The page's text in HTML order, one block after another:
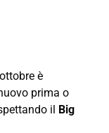
è
prima o
il Big